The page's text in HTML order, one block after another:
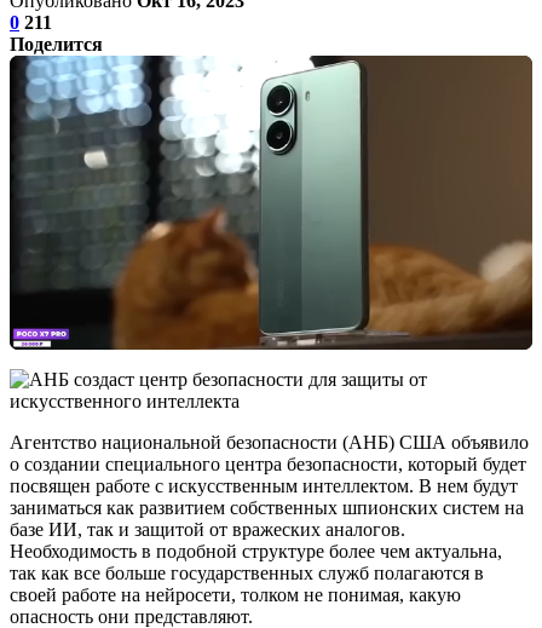
0 211
Поделится
Агентство национальной безопасности (АНБ) США объявило
о создании специального центра безопасности, который будет
посвящен работе с искусственным интеллектом. В нем будут
заниматься как развитием собственных шпионских систем на
базе ИИ, так и защитой от вражеских аналогов.
Необходимость в подобной структуре более чем актуальна,
так как все больше государственных служб полагаются в
своей работе на нейросети, толком не понимая, какую
опасность они представляют.